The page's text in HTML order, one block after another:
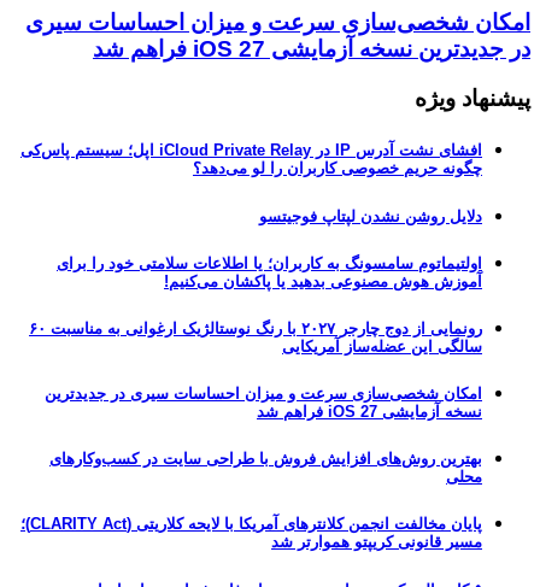
امکان شخصی‌سازی سرعت و میزان احساسات سیری
در جدیدترین نسخه آزمایشی iOS 27 فراهم شد
پیشنهاد ویژه
افشای نشت آدرس IP در iCloud Private Relay اپل؛ سیستم پاس‌کی
چگونه حریم خصوصی کاربران را لو می‌دهد؟
دلایل روشن نشدن لپتاپ فوجیتسو
اولتیماتوم سامسونگ به کاربران؛ یا اطلاعات سلامتی خود را برای
آموزش هوش مصنوعی بدهید یا پاکشان می‌کنیم!
رونمایی از دوج چارجر ۲۰۲۷ با رنگ نوستالژیک ارغوانی به مناسبت ۶۰
سالگی این عضله‌ساز آمریکایی
امکان شخصی‌سازی سرعت و میزان احساسات سیری در جدیدترین
نسخه آزمایشی iOS 27 فراهم شد
بهترین روش‌های افزایش فروش با طراحی سایت در کسب‌وکارهای
محلی
پایان مخالفت انجمن کلانترهای آمریکا با لایحه کلاریتی (CLARITY Act)؛
مسیر قانونی کریپتو هموارتر شد